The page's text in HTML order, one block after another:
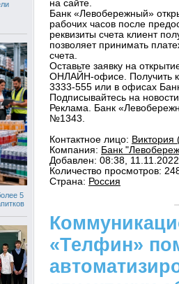
5
на сайте.
Банк «Левобережный»
рабочих часов после
реквизиты счета клиент
позволяет принимать
счета.
Оставьте заявку на
ОНЛАЙН-офисе. Получить
3333-555 или в офисах
Подписывайтесь на
Реклама. Банк
№1343.
Контактное лицо: Виктория
Компания: Банк
Добавлен: 08:38, 11.11.2022
Количество просмотров:
Страна: Россия
«Телфин»